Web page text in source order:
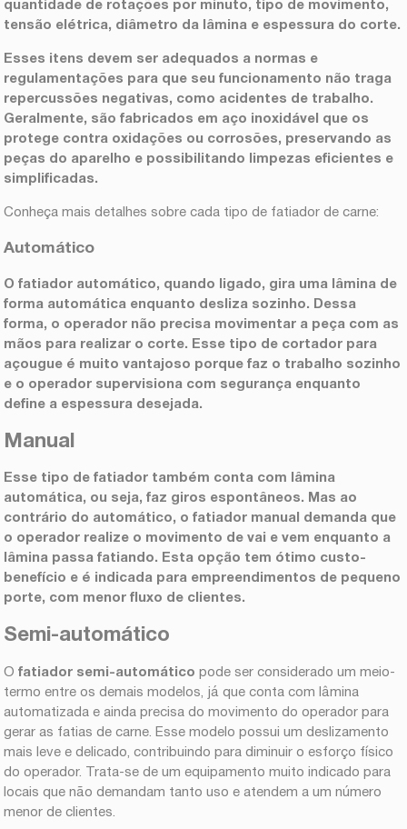
quantidade de rotações por minuto, tipo de movimento,
tensão elétrica, diâmetro da lâmina e espessura do corte.
Esses itens devem ser adequados a normas e
regulamentações para que seu funcionamento não traga
repercussões negativas, como acidentes de trabalho.
Geralmente, são fabricados em aço inoxidável que os
protege contra oxidações ou corrosões, preservando as
peças do aparelho e possibilitando limpezas eficientes e
simplificadas.
Conheça mais detalhes sobre cada tipo de fatiador de carne:
Automático
Ofatiador automático, quando ligado, gira uma lâmina de
forma automática enquanto desliza sozinho. Dessa
forma, o operador não precisa movimentar a peça com as
mãos para realizar o corte. Esse tipo de cortador para
açougue é muito vantajoso porque faz o trabalho sozinho
e o operador supervisiona com segurança enquanto
define a espessura desejada.
Manual
Esse tipo de fatiador também conta com lâmina
automática, ou seja, faz giros espontâneos. Mas ao
contrário do automático, ofatiador manual
demanda que
o operador realize o movimento de vai e vem enquanto a
lâmina passa fatiando. Esta opção tem ótimo custo-
benefício e é indicada para empreendimentos de pequeno
porte, com menor fluxo de clientes.
Semi-automático
Ofatiador semi-automático pode ser considerado um meio-
termo entre os demais modelos, já que conta com lâmina
automatizada e ainda precisa do movimento do operador para
gerar as fatias de carne. Esse modelo possui um deslizamento
mais leve e delicado, contribuindo para diminuir o esforço físico
do operador. Trata-se de um equipamento muito indicado para
locais que não demandam tanto uso e atendem a um número
menor de clientes.